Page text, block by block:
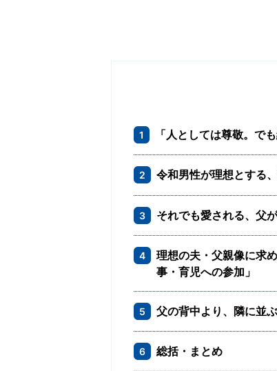
1 「人としては尊敬。で
2 令和男性が理想とする
3 それでも愛される、父
4
理想の夫・父親像に求
事・育児への参加」
5 父の背中より、隣に並
6 総括・まとめ